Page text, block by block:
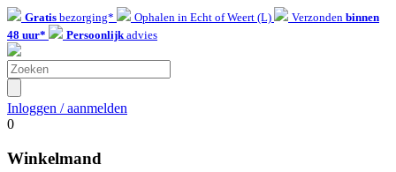
Gratis bezorging* Ophalen in Echt of Weert (L) Verzonden binnen
48 uur*
Persoonlijkadvies
Inloggen / aanmelden
0
Winkelmand